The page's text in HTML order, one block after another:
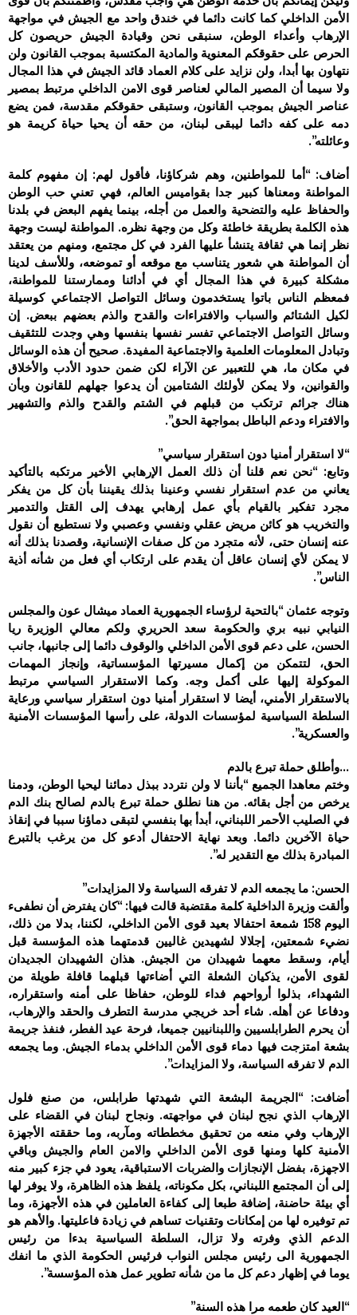
الأمن الداخلي كما كانت دائما في خندق واحد مع الجيش في مواجهة
الإرهاب وأعداء الوطن، سنبقى نحن وقيادة الجيش حريصون كل
الحرص على حقوقكم المعنوية والمادية المكتسبة بموجب القانون ولن
نتهاون بها أبدا، ولن نزايد على كلام العماد قائد الجيش في هذا المجال
ولا سيما أن المصير المالي لعناصر قوى الامن الداخلي مرتبط بمصير
عناصر الجيش بموجب القانون، وستبقى حقوقكم مقدسة، فمن يضع
دمه على كفه دائما ليبقى لبنان، من حقه أن يحيا حياة كريمة هو
وعائلته”.
أضاف: “أما للمواطنين، وهم شركاؤنا، فأقول لهم: إن مفهوم كلمة
المواطنة ومعناها كبير جدا بقواميس العالم، فهي تعني حب الوطن
والحفاظ عليه والتضحية والعمل من أجله، بينما يفهم البعض في بلدنا
هذه الكلمة بطريقة خاطئة وكل من وجهة نظره. المواطنة ليست وجهة
نظر إنما هي ثقافة يتنشأ عليها الفرد في كل مجتمع، ومنهم من يعتقد
أن المواطنة هي شعور يتناسب مع موقعه أو تموضعه، وللأسف لدينا
مشكلة كبيرة في هذا المجال أي في أدائنا وممارستنا للمواطنة،
فمعظم الناس باتوا يستخدمون وسائل التواصل الاجتماعي كوسيلة
لكيل الشتائم والسباب والافتراءات والقدح والذم بعضهم ببعض. إن
وسائل التواصل الاجتماعي تفسر نفسها بنفسها وهي وجدت للتثقيف
وتبادل المعلومات العلمية والاجتماعية المفيدة. صحيح أن هذه الوسائل
في مكان ما، هي للتعبير عن الآراء لكن ضمن حدود الأدب والأخلاق
والقوانين، ولا يمكن لأولئك الشتامين أن يدعوا جهلهم للقانون وبأن
هناك جرائم ترتكب من قبلهم في الشتم والقدح والذم والتشهير
والافتراء ودعم الباطل بمواجهة الحق”.
“لا استقرار أمنيا دون استقرار سياسي”
وتابع: “نحن نعم قلنا أن ذلك العمل الإرهابي الأخير مرتكبه بالتأكيد
يعاني من عدم استقرار نفسي وعنينا بذلك يقيننا بأن كل من يفكر
مجرد تفكير بالقيام بأي عمل إرهابي يهدف إلى القتل والتدمير
والتخريب هو كائن مريض عقلي ونفسي وعصبي ولا نستطيع أن نقول
عنه إنسان حتى، لأنه متجرد من كل صفات الإنسانية، وقصدنا بذلك أنه
لا يمكن لأي إنسان عاقل أن يقدم على ارتكاب أي فعل من شأنه أذية
الناس”.
وتوجه عثمان “بالتحية لرؤساء الجمهورية العماد ميشال عون والمجلس
النيابي نبيه بري والحكومة سعد الحريري ولكم معالي الوزيرة ريا
الحسن، على دعم قوى الأمن الداخلي والوقوف دائما إلى جانبها، جانب
الحق، لتتمكن من إكمال مسيرتها المؤسساتية، وإنجاز المهمات
الموكولة إليها على أكمل وجه. وكما الاستقرار السياسي مرتبط
بالاستقرار الأمني، أيضا لا استقرار أمنيا دون استقرار سياسي ورعاية
السلطة السياسية لمؤسسات الدولة، على رأسها المؤسسات الأمنية
والعسكرية”.
…وأطلق حملة تبرع بالدم
وختم معاهدا الجميع “بأننا لا ولن نتردد ببذل دمائنا ليحيا الوطن، ودمنا
يرخص من أجل بقائه. من هنا نطلق حملة تبرع بالدم لصالح بنك الدم
في الصليب الأحمر اللبناني، أبدأ بها بنفسي لتبقى دماؤنا سببا في إنقاذ
حياة الآخرين دائما. وبعد نهاية الاحتفال أدعو كل من يرغب بالتبرع
المبادرة بذلك مع التقدير له”.
الحسن: ما يجمعه الدم لا تفرقه السياسة ولا المزايدات”
وألقت وزيرة الداخلية كلمة مقتضبة قالت فيها: “كان يفترض أن نطفىء
اليوم 158 شمعة احتفالا بعيد قوى الأمن الداخلي، لكننا، بدلا من ذلك،
نضيء شمعتين، إجلالا لشهيدين غاليين قدمتهما هذه المؤسسة قبل
أيام، وسقط معهما شهيدان من الجيش. هذان الشهيدان الجديدان
لقوى الأمن، يذكيان الشعلة التي أضاءتها قبلهما قافلة طويلة من
الشهداء، بذلوا أرواحهم فداء للوطن، حفاظا على أمنه واستقراره،
ودفاعا عن أهله. شاء أحد خريجي مدرسة التطرف والحقد والإرهاب،
أن يحرم الطرابلسيين واللبنانيين جميعا، فرحة عيد الفطر، فنفذ جريمة
بشعة امتزجت فيها دماء قوى الأمن الداخلي بدماء الجيش. وما يجمعه
الدم لا تفرقه السياسة، ولا المزايدات”.
أضافت: “الجريمة البشعة التي شهدتها طرابلس، من صنع فلول
الإرهاب الذي نجح لبنان في مواجهته. ونجاح لبنان في القضاء على
الإرهاب وفي منعه من تحقيق مخططاته ومآربه، وما حققته الأجهزة
الأمنية كلها ومنها قوى الأمن الداخلي والامن العام والجيش وباقي
الاجهزة، بفضل الإنجازات والضربات الاستباقية، يعود في جزء كبير منه
إلى أن المجتمع اللبناني، بكل مكوناته، يلفظ هذه الظاهرة، ولا يوفر لها
أي بيئة حاضنة، إضافة طبعا إلى كفاءة العاملين في هذه الأجهزة، وما
تم توفيره لها من إمكانات وتقنيات تساهم في زيادة فاعليتها. والأهم هو
الدعم الذي وفرته ولا تزال، السلطة السياسية بدءا من رئيس
الجمهورية الى رئيس مجلس النواب فرئيس الحكومة الذي ما انفك
يوما في إظهار دعم كل ما من شأنه تطوير عمل هذه المؤسسة”.
“العيد كان طعمه مرا هذه السنة”